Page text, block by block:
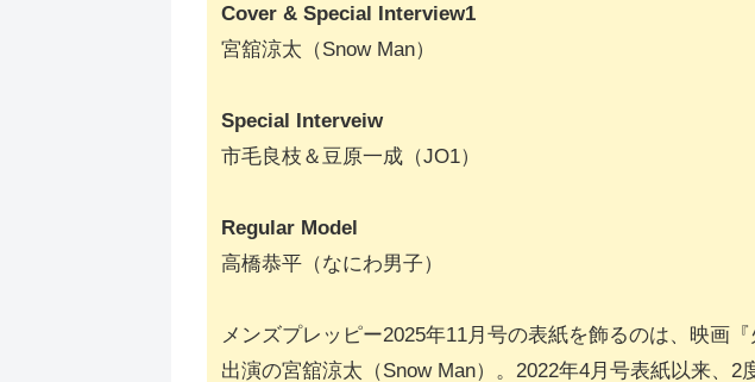
Cover & Special Interview1
宮舘涼太（Snow Man）
Special Interveiw
市毛良枝＆豆原一成（JO1）
Regular Model
高橋恭平（なにわ男子）
メンズプレッピー2025年11月号の表紙を飾るのは、映画
出演の宮舘涼太（Snow Man）。2022年4月号表紙以来、